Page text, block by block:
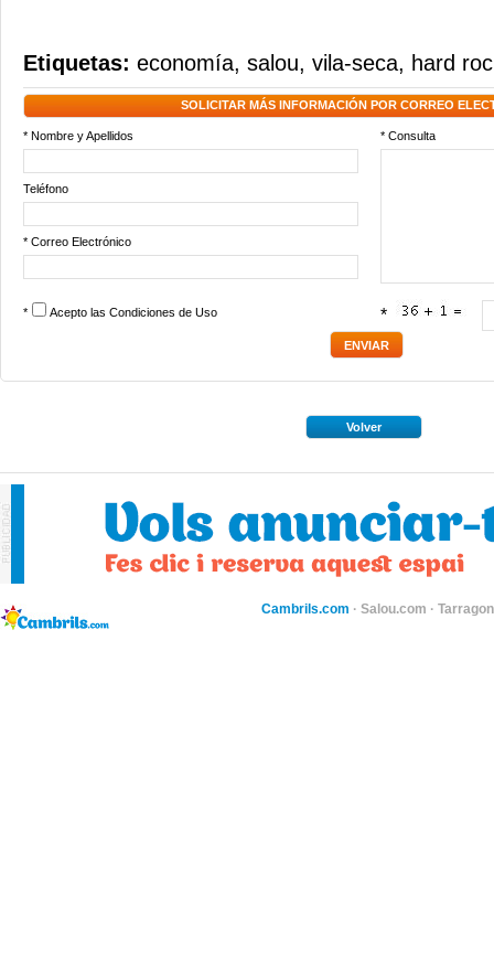
Etiquetas: economía, salou, vila-seca, hard
SOLICITAR MÁS INFORMACIÓN POR CORREO
* Nombre y Apellidos * Consulta
Teléfono
* Correo Electrónico
* Acepto las Condiciones de Uso *
Volver
Cambrils.com · Salou.com ·